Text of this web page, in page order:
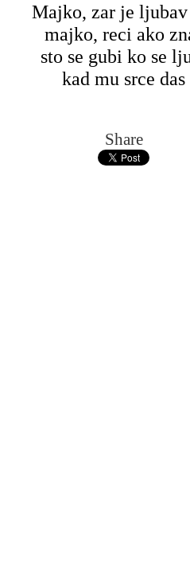
Majko, zar je
majko, reci ako
sto se gubi ko se
kad mu srce das
Share